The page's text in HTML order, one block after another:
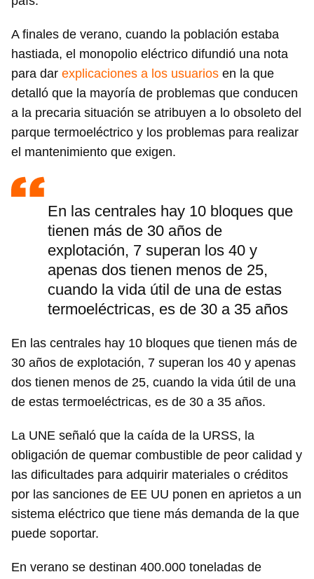
Guardar como favorito
iniciar sesión con tu cuenta de 14ymedio.
A finales de verano, cuando la población estaba
hastiada, el monopolio eléctrico difundió una nota
para dar explicaciones a los usuarios en la que
detalló que la mayoría de problemas que conducen
a la precaria situación se atribuyen a lo obsoleto del
parque termoeléctrico y los problemas para realizar
el mantenimiento que exigen.
En las centrales hay 10 bloques que
tienen más de 30 años de
explotación, 7 superan los 40 y
apenas dos tienen menos de 25,
cuando la vida útil de una de estas
termoeléctricas, es de 30 a 35 años
En las centrales hay 10 bloques que tienen más de
30 años de explotación, 7 superan los 40 y apenas
dos tienen menos de 25, cuando la vida útil de una
de estas termoeléctricas, es de 30 a 35 años.
La UNE señaló que la caída de la URSS, la
obligación de quemar combustible de peor calidad y
las dificultades para adquirir materiales o créditos
por las sanciones de EE UU ponen en aprietos a un
sistema eléctrico que tiene más demanda de la que
puede soportar.
En verano se destinan 400.000 toneladas de